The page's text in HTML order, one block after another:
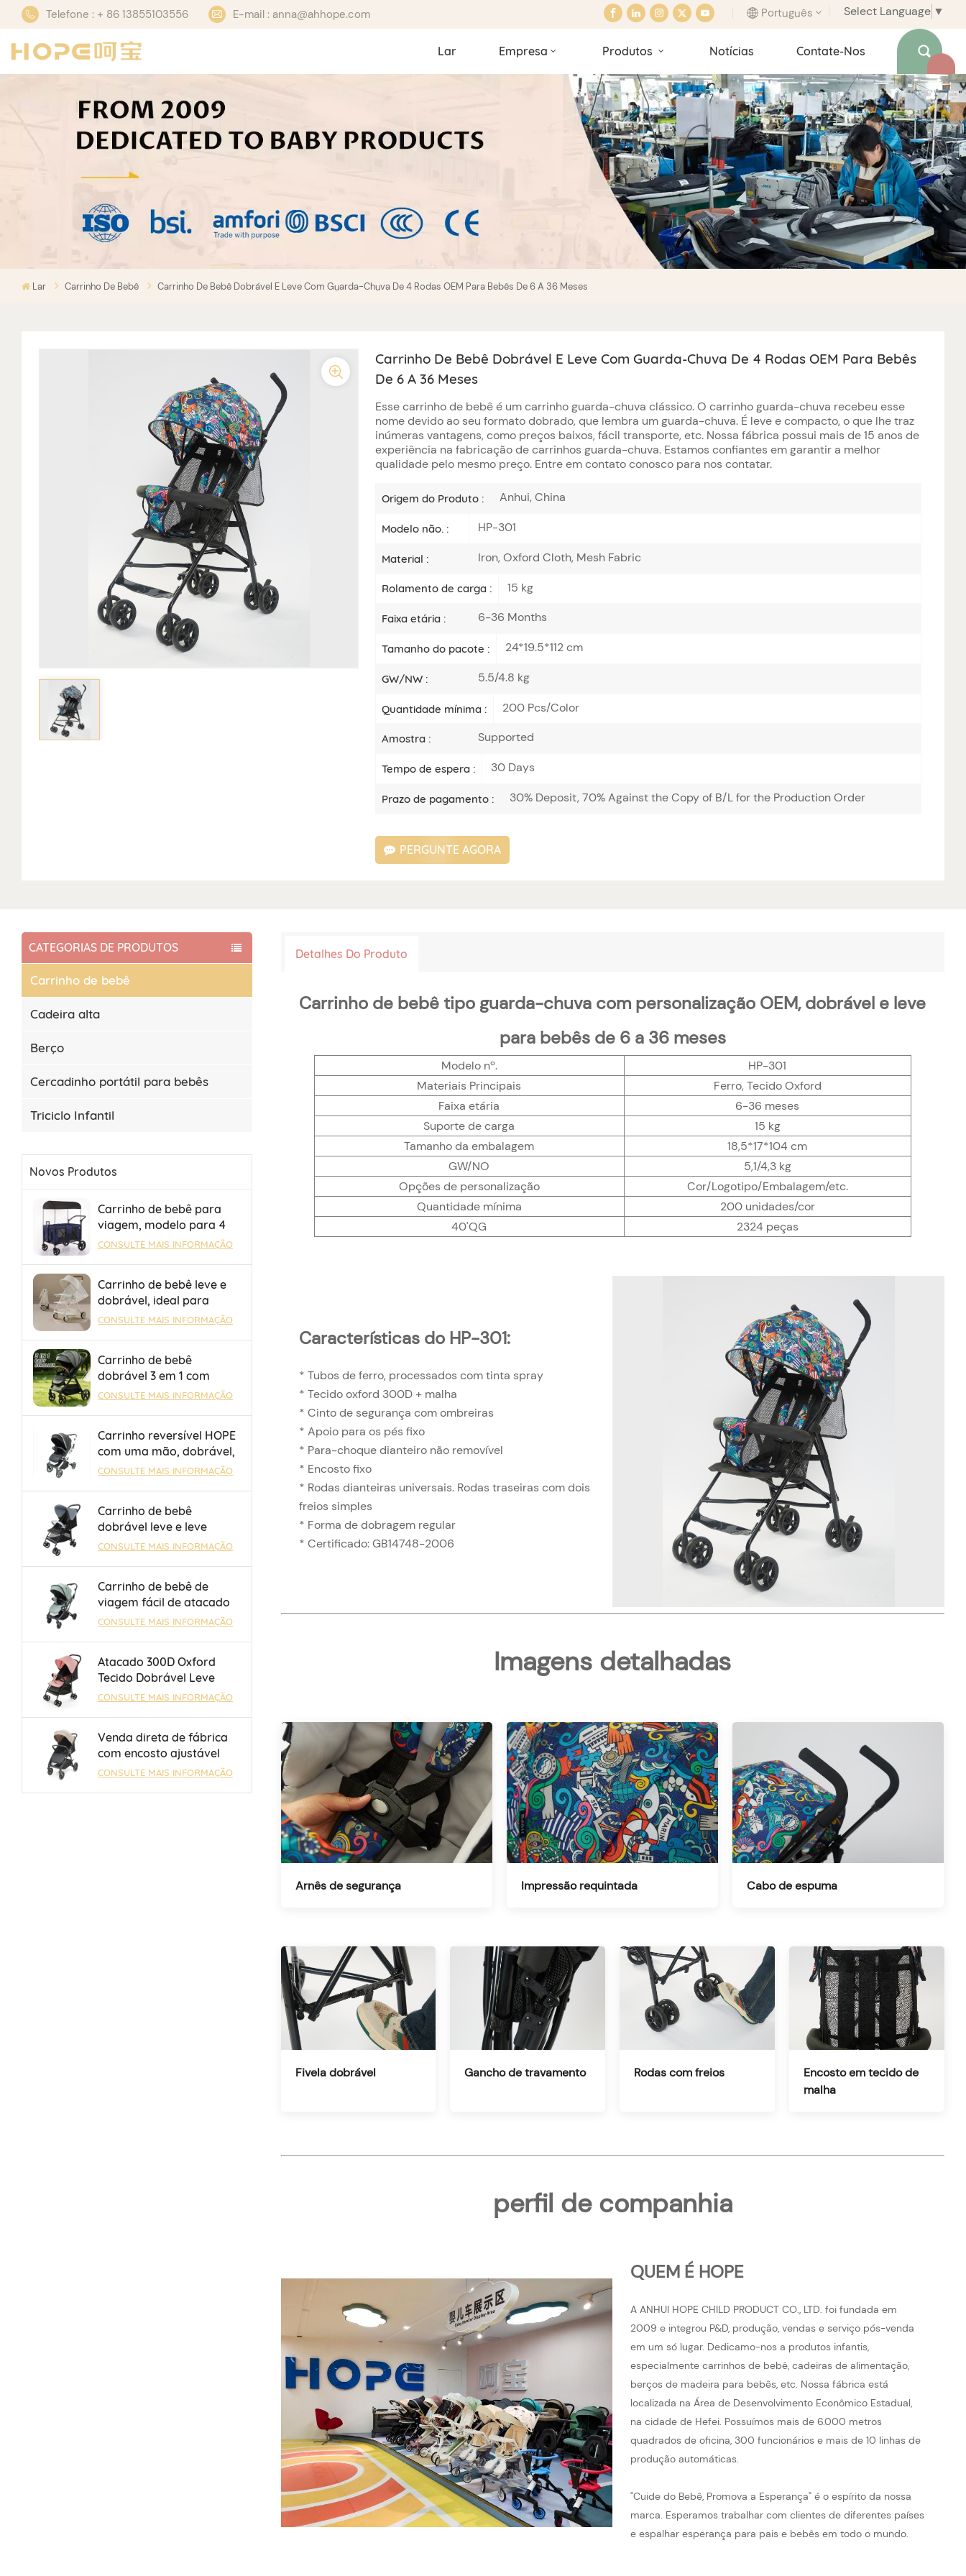
Telefone : + 86 13855103556 E-mail : anna@ahhope.com Select Language ▼
Português
English
français
italiano
español
português
Lar Empresa Produtos Notícias Contate-Nos
Lar Carrinho De Bebê Carrinho De Bebê Dobrável E Leve Com Guarda-Chuva De 4 Rodas OEM Para Bebês De 6 A 36 Meses
Carrinho De Bebê Dobrável E Leve Com Guarda-Chuva De 4 Rodas OEM Para Bebês
De 6 A 36 Meses
Essecarrinho de bebêé um carrinho guarda-chuva clássico. O carrinho guarda-chuva recebeu esse
nome devido ao seu formato dobrado, que lembra um guarda-chuva. É leve e compacto, o que lhe traz
inúmeras vantagens, como preços baixos, fácil transporte, etc. Nossa fábrica possui mais de 15 anos de
experiência na fabricação de carrinhos guarda-chuva. Estamos confiantes em garantir a melhor
qualidade pelo mesmo preço. Entre em contato conosco para nos contatar.
Origem do Produto : Anhui, China
Modelo não. : HP-301
Material : Iron, Oxford Cloth, Mesh Fabric
Rolamento de carga : 15 kg
Faixa etária : 6-36 Months
Tamanho do pacote : 24*19.5*112 cm
GW/NW : 5.5/4.8 kg
Quantidade mínima : 200 Pcs/Color
Amostra : Supported
Tempo de espera : 30 Days
Prazo de pagamento : 30% Deposit, 70% Against the Copy of B/L for the Production Order
PERGUNTE AGORA
CATEGORIAS DE PRODUTOS
Carrinho de bebê
Cadeira alta
Berço
Cercadinho portátil para bebês
Triciclo Infantil
Novos Produtos
Carrinho de bebê para
viagem, modelo para 4
bebês, com sistema
CONSULTE MAIS INFORMAÇÃO
Carrinho de bebê leve e
dobrável, ideal para
viagens aéreas e de trem
CONSULTE MAIS INFORMAÇÃO
Carrinho de bebê
dobrável 3 em 1 com
personalização
ajustável
CONSULTE MAIS INFORMAÇÃO
Carrinho reversível HOPE
com uma mão, dobrável,
seguro e durável com
CONSULTE MAIS INFORMAÇÃO
Carrinho de bebê
dobrável leve e leve
OEM/ODM com freio de
CONSULTE MAIS INFORMAÇÃO
Carrinho de bebê de
viagem fácil de atacado
OEM/ODM com barra de
CONSULTE MAIS INFORMAÇÃO
Atacado 300D Oxford
Tecido Dobrável Leve
Guarda-chuva Carrinho
CONSULTE MAIS INFORMAÇÃO
Venda direta de fábrica
com encosto ajustável
mecanicamente de 3
CONSULTE MAIS INFORMAÇÃO
Detalhes Do Produto
Carrinho de bebê tipo guarda-chuva com personalização OEM, dobrável e leve
para bebês de 6 a 36 meses
Modelo nº.
HP-301
Materiais Principais
Ferro, Tecido Oxford
Faixa etária
6-36 meses
Suporte de carga
15 kg
Tamanho da embalagem
18,5*17*104 cm
GW/NO
5,1/4,3 kg
Opções de personalização
Cor/Logotipo/Embalagem/etc.
Quantidade mínima
200 unidades/cor
40'QG
2324 peças
Características do HP-301:
* Tubos de ferro, processados ​​com tinta spray
* Tecido oxford 300D + malha
* Cinto de segurança com ombreiras
* Apoio para os pés fixo
* Para-choque dianteiro não removível
* Encosto fixo
* Rodas dianteiras universais. Rodas traseiras com dois
freios simples
* Forma de dobragem regular
* Certificado: GB14748-2006
Imagens detalhadas
Arnês de segurança Impressão requintada Cabo de espuma
Fivela dobrável Gancho de travamento Rodas com freios
Encosto em tecido de
malha
perfil de companhia
QUEM É HOPE
A ANHUI HOPE CHILD PRODUCT CO., LTD. foi fundada em
2009 e integrou P&D, produção, vendas e serviço pós-venda
em um só lugar. Dedicamo-nos a produtos infantis,
especialmente carrinhos de bebê, cadeiras de alimentação,
berços de madeira para bebês, etc. Nossa fábrica está
localizada na Área de Desenvolvimento Econômico Estadual,
na cidade de Hefei. Possuímos mais de 6.000 metros
quadrados de oficina, 300 funcionários e mais de 10 linhas de
produção automáticas.
"Cuide do Bebê, Promova a Esperança" é o espírito da nossa
marca. Esperamos trabalhar com clientes de diferentes países
e espalhar esperança para pais e bebês em todo o mundo.